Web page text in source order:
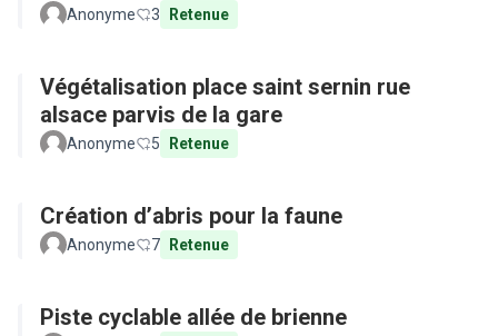
Anonyme 3 Retenue
Végétalisation place saint sernin rue
alsace parvis de la gare
Anonyme 5 Retenue
Création d’abris pour la faune
Anonyme 7 Retenue
Piste cyclable allée de brienne